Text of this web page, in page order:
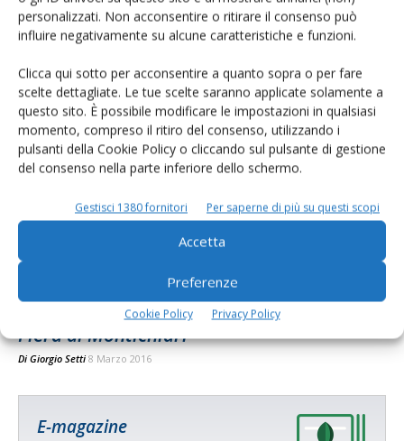
personalizzati. Non acconsentire o ritirare il consenso può
influire negativamente su alcune caratteristiche e funzioni.
Clicca qui sotto per acconsentire a quanto sopra o per fare
scelte dettagliate. Le tue scelte saranno applicate solamente a
questo sito. È possibile modificare le impostazioni in qualsiasi
momento, compreso il ritiro del consenso, utilizzando i
pulsanti della Cookie Policy o cliccando sul pulsante di gestione
del consenso nella parte inferiore dello schermo.
Gestisci 1380 fornitori Per saperne di più su questi scopi
Accetta
Preferenze
Cookie Policy Privacy Policy
Premio accoppiato latte, ipotesi di
allargamento proposta dal Mipaaf: no di...
DiGiorgio Setti 6 Luglio 2016
L’Allevatore dell’anno 2015 premiato alla
Fiera di Montichiari
DiGiorgio Setti 8 Marzo 2016
E-magazine